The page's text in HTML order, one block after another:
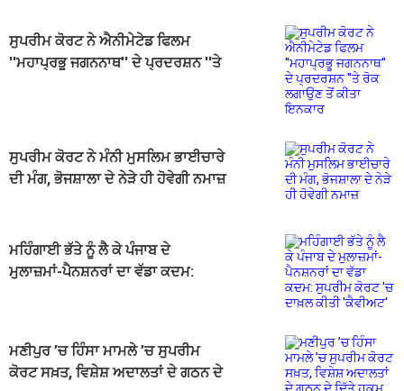
ਸੁਪਰੀਮ ਕੋਰਟ ਨੇ ਐਨੀਮੇਟੇਡ ਫਿਲਮ
''ਮਹਾਪ੍ਰਭੂ ਜਗਨਨਾਥ'' ਦੇ ਪ੍ਰਦਰਸ਼ਨ ''ਤੇ
ਸੁਪਰੀਮ ਕੋਰਟ ਨੇ ਮੰਨੀ ਮੁਸਲਿਮ ਭਾਈਚਾਰੇ
ਦੀ ਮੰਗ, ਭੋਜਸ਼ਾਲਾ ਦੇ ਨੇੜੇ ਹੀ ਹੋਵੇਗੀ ਨਮਾਜ਼
ਮਹਿੰਗਾਈ ਭੱਤੇ ਨੂੰ ਲੈ ਕੇ ਪੰਜਾਬ ਦੇ
ਮੁਲਾਜ਼ਮਾਂ-ਪੈਨਸ਼ਨਰਾਂ ਦਾ ਵੱਡਾ ਕਦਮ:
ਮਣੀਪੁਰ ’ਚ ਹਿੰਸਾ ਮਾਮਲੇ ’ਚ ਸੁਪਰੀਮ
ਕੋਰਟ ਸਖ਼ਤ, ਵਿਸ਼ੇਸ਼ ਅਦਾਲਤਾਂ ਦੇ ਗਠਨ ਦੇ